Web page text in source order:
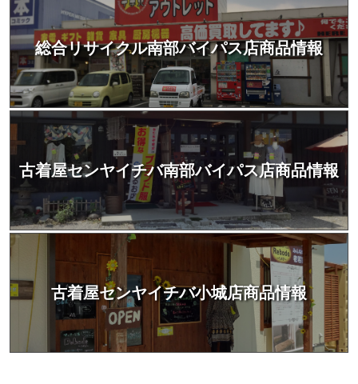
総合リサイクル南部バイパス店商品情報
古着屋センヤイチバ南部バイパス店商品情報
古着屋センヤイチバ小城店商品情報